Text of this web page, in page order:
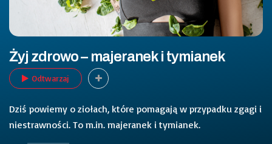
Żyj zdrowo – majeranek i tymianek
Odtwarzaj
Dziś powiemy o ziołach, które pomagają w przypadku zgagi i
niestrawności. To m.in. majeranek i tymianek.